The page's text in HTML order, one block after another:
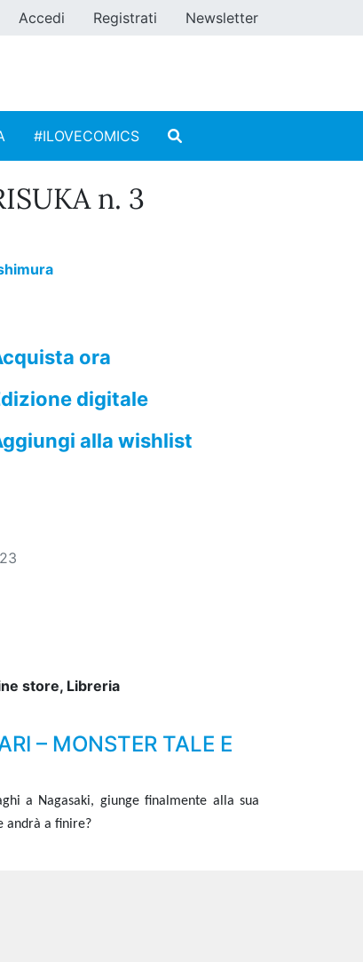
Accedi Registrati Newsletter
#ILOVECOMICS
n. 3
ora
digitale
alla wishlist
store, Libreria
– MONSTER TALE E
a Nagasaki, giunge finalmente alla sua
andrà a finire?